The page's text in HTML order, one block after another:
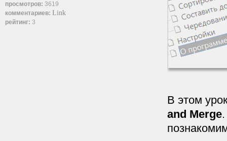
просмотров: 3619
комментариев: Link
рейтинг: 3
В этом
and Merge